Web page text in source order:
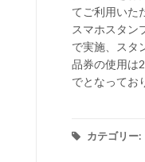
てご利用いた
スマホスタン
で実施、スタ
品券の使用は
でとなってお
カテゴリー: